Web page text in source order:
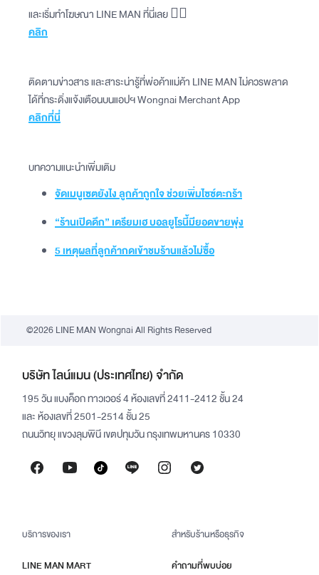
และเริ่มทำโฆษณา LINE MAN ที่นี่เลย 👉🏻
คลิก
ติดตามข่าวสาร และสาระน่ารู้ที่พ่อค้าแม่ค้า LINE MAN ไม่ควรพลาด
ได้ที่กระดิ่งแจ้งเตือนบนแอปฯ Wongnai Merchant App
คลิกที่นี่
บทความแนะนำเพิ่มเติม
จัดเมนูเซตยังไง ลูกค้าถูกใจ ช่วยเพิ่มไซซ์ตะกร้า
“ร้านเปิดดึก” เตรียมเฮ บอลยูโรนี้มียอดขายพุ่ง
5 เหตุผลที่ลูกค้ากดเข้าชมร้านแล้วไม่ซื้อ
©2026 LINE MAN Wongnai All Rights Reserved
บริษัท ไลน์แมน (ประเทศไทย) จำกัด
195 วัน แบงค็อก ทาวเวอร์ 4 ห้องเลขที่ 2411-2412 ชั้น 24
และ ห้องเลขที่ 2501-2514 ชั้น 25
ถนนวิทยุ แขวงลุมพินี เขตปทุมวัน กรุงเทพมหานคร 10330
บริการของเรา
LINE MAN MART
สำหรับร้านหรือธุรกิจ
คำถามที่พบบ่อย